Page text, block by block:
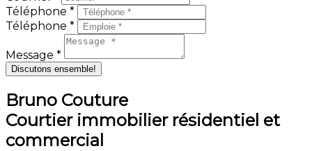
Téléphone *
Téléphone *
Message *
Discutons ensemble!
Bruno Couture
Courtier immobilier résidentiel et
commercial